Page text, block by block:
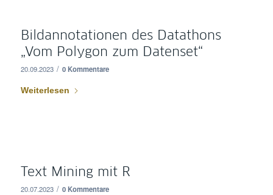
Bildannotationen des Datathons
„Vom Polygon zum Datenset“
20.09.2023 / 0 Kommentare
Weiterlesen
Text Mining mit R
20.07.2023 / 0 Kommentare